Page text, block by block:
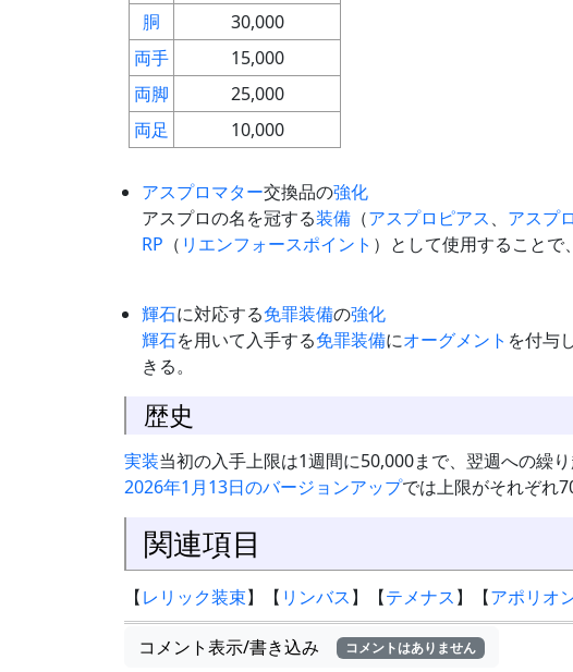
胴
30,000
両手
15,000
両脚
25,000
両足
10,000
アスプロマター交換品の強化
アスプロの名を冠する装備 （アスプロピアス、 アスプ
RP （ リエンフォースポイント ）として使用することで、
輝石に対応する免罪装備の強化
輝石を用いて入手する免罪装備にオーグメント を付与
きる。
歴史
実装当初の入手上限は1週間に50,000まで、翌週への繰
2026年1月13日のバージョンアップでは上限がそれぞれ
関連項目
【レリック装束】【 リンバス】【テメナス】【アポリオ
コメント表示/書き込み コメントはありません